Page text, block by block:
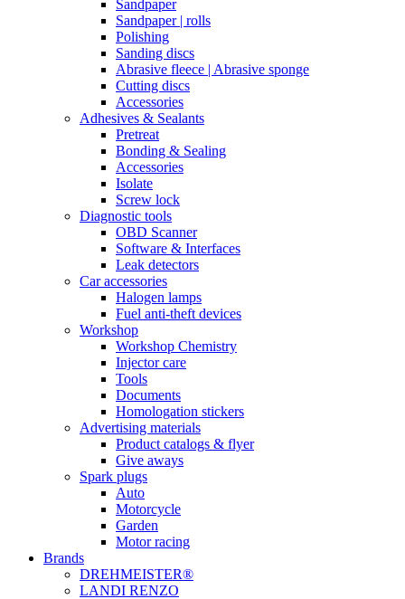
Sandpaper
Sandpaper | rolls
Polishing
Sanding discs
Abrasive fleece | Abrasive sponge
Cutting discs
Accessories
Adhesives & Sealants
Pretreat
Bonding & Sealing
Accessories
Isolate
Screw lock
Diagnostic tools
OBD Scanner
Software & Interfaces
Leak detectors
Car accessories
Halogen lamps
Fuel anti-theft devices
Workshop
Workshop Chemistry
Injector care
Tools
Documents
Homologation stickers
Advertising materials
Product catalogs & flyer
Give aways
Spark plugs
Auto
Motorcycle
Garden
Motor racing
Brands
DREHMEISTER®
LANDI RENZO